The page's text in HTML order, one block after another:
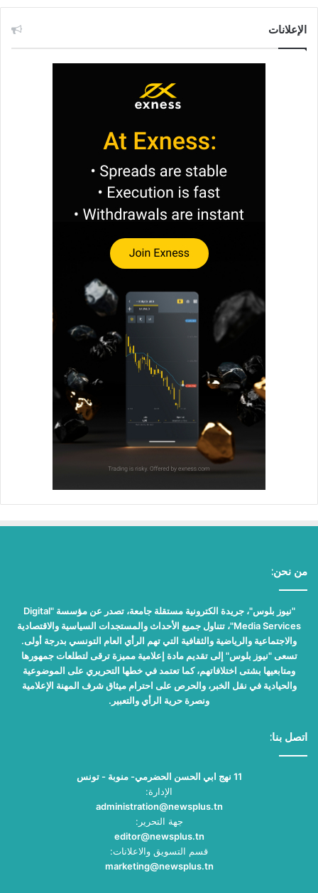
الإعلانات
من نحن:
"نيوز بلوس"، جريدة الكترونية مستقلة جامعة، تصدر عن مؤسسة "Digital
Media Services"، تتناول جميع الأحداث والمستجدات السياسية والاقتصادية
والاجتماعية والرياضية والثقافية التي تهم الرأي العام التونسي بدرجة أولى.
تسعى "نيوز بلوس" إلى تقديم مادة إعلامية مميزة ترقى لتطلعات جمهورها
ومتابعيها بشتى اختلافاتهم، كما تعتمد في خطها التحريري على الموضوعية
والحيادية في نقل الخبر، والحرص على احترام ميثاق شرف المهنة الإعلامية
ونصرة حرية الرأي والتعبير.
اتصل بنا:
11 نهج ابي الحسن الحضرمي- منوبة - تونس
الإدارة:
administration@newsplus.tn
جهة التحرير:
editor@newsplus.tn
قسم التسويق والاعلانات:
marketing@newsplus.tn